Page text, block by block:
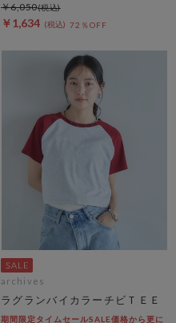
￥1,634 72％OFF
￥6,050
archives
ラグランバイカラーチビＴＥＥ
期間限定タイムセールSALE価格から更に